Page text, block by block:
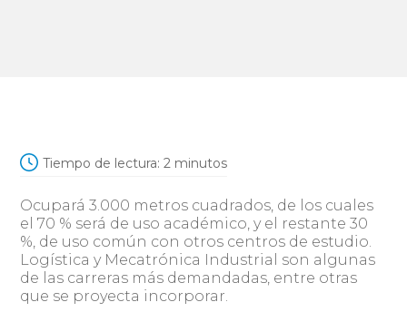
Tiempo de lectura: 2 minutos
Ocupará 3.000 metros cuadrados, de los cuales
el 70 % será de uso académico, y el restante 30
%, de uso común con otros centros de estudio.
Logística y Mecatrónica Industrial son algunas
de las carreras más demandadas, entre otras
que se proyecta incorporar.